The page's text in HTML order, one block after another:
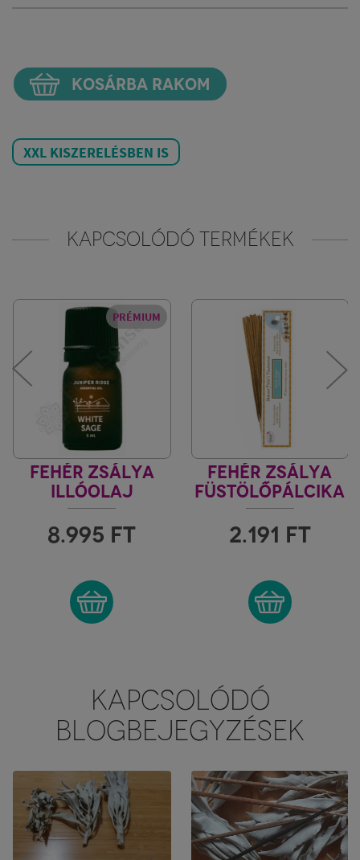
KOSÁRBA RAKOM
XXL KISZERELÉSBEN IS
KAPCSOLÓDÓ TERMÉKEK
PRÉMIUM
FEHÉR ZSÁLYA
ILLÓOLAJ
8.995 FT
FEHÉR ZSÁLYA
FÜSTÖLŐPÁLCIKA
MARCO POLO'
TREASURE
2.191 FT
KAPCSOLÓDÓ
BLOGBEJEGYZÉSEK